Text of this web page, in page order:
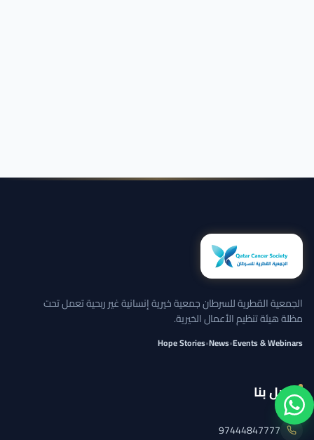
الجمعية القطرية للسرطان جمعية خيرية إنسانية غير ربحية تعمل تحت
مظلة هيئة تنظيم الأعمال الخيرية.
Events & Webinars
•
News
•
Hope Stories
اتصل بنا
97444847777